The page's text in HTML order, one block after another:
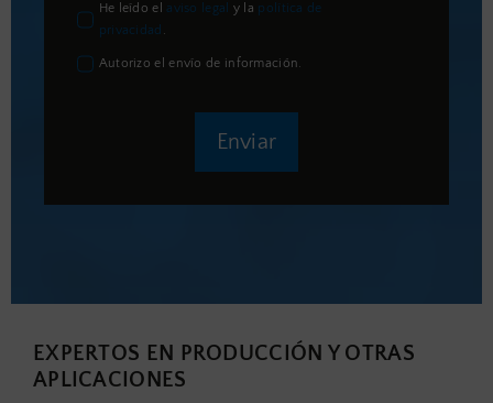
He leído el aviso legal y la política de
privacidad .
Autorizo el envío de información.
Enviar
EXPERTOS EN PRODUCCIÓN Y OTRAS
APLICACIONES